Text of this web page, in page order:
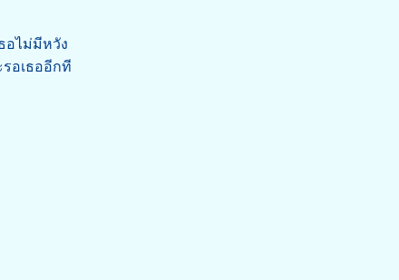
อไม่มีหวัง
อเธออีกที